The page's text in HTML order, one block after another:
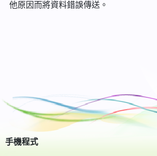
他原因而將資料錯誤傳送。
手機程式